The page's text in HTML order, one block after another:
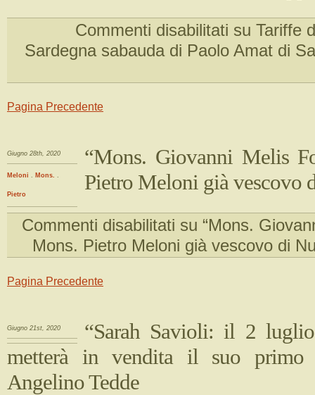
Commenti disabilitati su Tariffe
Sardegna sabauda di Paolo Amat di
Pagina Precedente
Giugno 28th, 2020
Meloni . Mons. .
Pietro
“Mons. Giovanni Melis
Pietro Meloni già vescovo
Commenti disabilitati su “Mons.
Mons. Pietro Meloni già vescovo di
Pagina Precedente
Giugno 21st, 2020
“Sarah Savioli: il 2
metterà in vendita il suo primo
Angelino Tedde